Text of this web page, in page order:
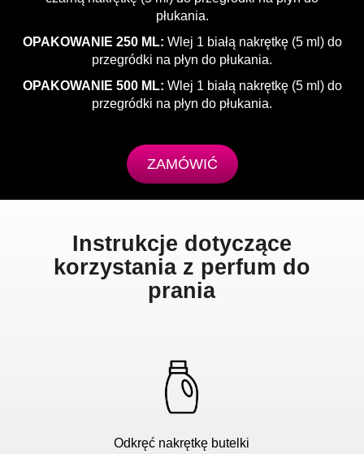
płukania.
OPAKOWANIE 250 ML: Wlej 1 białą nakrętkę (5 ml) do
przegródki na płyn do płukania.
OPAKOWANIE 500 ML: Wlej 1 białą nakrętkę (5 ml) do
przegródki na płyn do płukania.
ZAMÓWIĆ
Instrukcje dotyczące
korzystania z perfum do
prania
Odkręć nakrętkę butelki